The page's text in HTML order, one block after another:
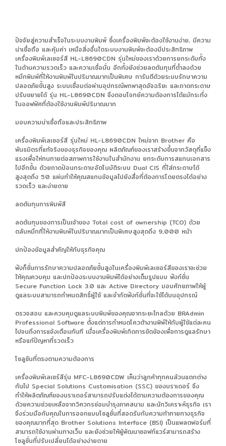
ปัจจัยสู่ความสำเร็จในระบบงานพิมพ์ ซึ่งเครื่องพิมพ์จะต้องใช้งานง่าย, มีความ
น่าเชื่อถือ และคุ้มค่า เหนือสิ่งอื่นใดระบบงานพิมพ์จะต้องมีประสิทธิภาพ
เครื่องพิมพ์เลเซอร์สี HL-L8690CDN รุ่นใหม่ของเราด้วยการยกระดับทั้ง
ในด้านความรวดเร็ว และความเชื่อมั่น อีกทั้งยังช่วยลดต้นทุนที่ต่ำลงด้วย
หมึกพิมพ์ที่ให้งานพิมพ์ในปริมาณมากเป็นพิเศษ การันตีด้วยระบบรักษาความ
ปลอดภัยขั้นสูง ระบบเชื่อมต่อผ่านอุปกรณ์พกพาสุดอัจฉริยะ และถาดกระดาษ
ปรับขยายได้ รุ่น HL-L8690CDN จึงตอบโจทย์ความต้องการได้แม้กระทั่ง
ในออฟฟิศที่ต้องใช้งานพิมพ์ปริมาณมาก
มอบความน่าเชื่อถือและประสิทธิภาพ
เครื่องพิมพ์เลเซอร์สี รุ่นใหม่ HL-L8690CDN ใหม่จาก Brother คือ
พันธมิตรที่แท้จริงของธุรกิจของคุณ ผลิตภัณฑ์ของเราสร้างขึ้นจากวัสดุที่แข็ง
แรงเพื่อให่ทนทายต่อสภาพการใช้งานในสำนักงาน ยกระดับการสแกนเอกสาร
ไปอีกขั้น ด้วยถาดป้อนกระดาษอัตโนมัติระบบ Dual CIS ที่ใส่กระดาษได้
สูงสุดถึง 50 แผ่นทำให้คุณสแกนข้อมูลไปยังสื่อที่ต้องการโดยตรงได้อย่าง
รวดเร็ว และง่ายดาย
ลดต้นทุนการพิมพ์สี
ลดต้นทุนของการเป็นเจ้าของ Total cost of ownership (TCO) ด้วย
ตลับหมึกที่ให้งานพิมพ์ในปริมาณมากเป็นพิเศษสูงสุดถึง 9,000 หน้า
ปกป้องข้อมูลสำคัญให้กับธุรกิจคุณ
ฟังก็ชั่นการรักษาความปลอดภัยขั้นสูงในเครื่องพิมพ์เลเซอร์สีของเราจะช่วย
ให้คุณควบคุม และปกป้องระบบงานพิมพ์ได้อย่างเต็มรูปแบบ ฟังก์ชั่น
Secure Function Lock 3.0 และ Active Directory มอบศักยภาพให้ผู้
ดูแลระบบสามารถกำหนดสิทธิ์ผู้ใช้ และจำกัดฟังก์ชั่นที่จะใช้ได้บนอุปกรณ์
ตรวจสอบ และควบคุมดูแลระบบพิมพ์ของคุณจากระยะไกลด้วย BRAdmin
Professional Software ตั้งแต่การกำหนดโควต้างานพิพ์ให้กับผู้ใช้แต่ละคน
ไปจนถึงการแจ้งเตือนทันที เมื่อเครื่องพิมพ์เกิดการขัดข้องเพื่อการดูแลรักษา
หรือแก้ปัญหาที่รวดเร็ว
โซลูชันที่ตรงตามความต้องการ
เครื่องพิมพ์เลเซร์สีรุ่น MFC-L8690CDW เห็นว่าลูกค้าทุกคนล้วนแตกต่าง
กันไป Special Solutions Customisation (SSC) ของบราเดอร์ จึง
ทำให้ผลิตภัณฑ์ของบราเดอร์สามารถปรับแต่งได้ตามความต้องการของคุณ
ด้วยความช่วยเหลือจากวิศวกรซ่อมบำรุงภาคสนาม และนักวิเคราะห์ธุรกิจ เรา
จึงร่วมมือกับคุณในการออกแบบโซลูชั่นที่สอดรับกับความท้าทายทางธุรกิจ
ของคุณมากที่สุด Brother Solutions Interface (BSI) เป็นแพลตฟอร์มที่
สามารถใช้งานผ่านทางเว็บ และยังช่วยให้ผู้พัฒนาซอฟท์แวร์สามารถสร้าง
โซลูชั่นที่ปรับเปลี่ยนได้อย่างง่ายดาย